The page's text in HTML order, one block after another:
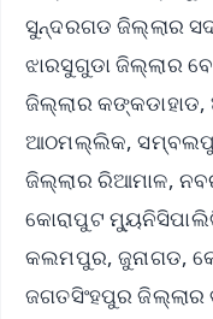
ସୁନ୍ଦରଗଡ ଜିଲ୍ଲାର
ଝାରସୁଗୁଡା ଜିଲ୍ଲାର
ଜିଲ୍ଲାର
ଆଠମଲ୍ଲିକ,
ଜିଲ୍ଲାର ରିଆମାଳ,
କୋରାପୁଟ
କଲମପୁର, ଜୁନାଗଡ,
ଜଗତସିଂହପୁର ଜିଲ୍ଲାର